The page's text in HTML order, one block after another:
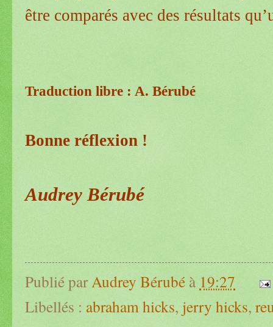
être comparés avec des résultats
Traduction libre : A. Bérubé
Bonne réflexion !
Audrey Bérubé
Publié par Audrey Bérubé à 19:27
Libellés : abraham hicks, jerry hicks,